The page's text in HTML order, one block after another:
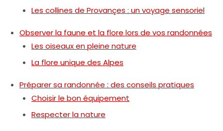
Les collines de Provançes : un voyage sensoriel
Observer la faune et la flore lors de vos randonnées
Les oiseaux en pleine nature
La flore unique des Alpes
Préparer sa randonnée : des conseils pratiques
Choisir le bon équipement
Respecter la nature